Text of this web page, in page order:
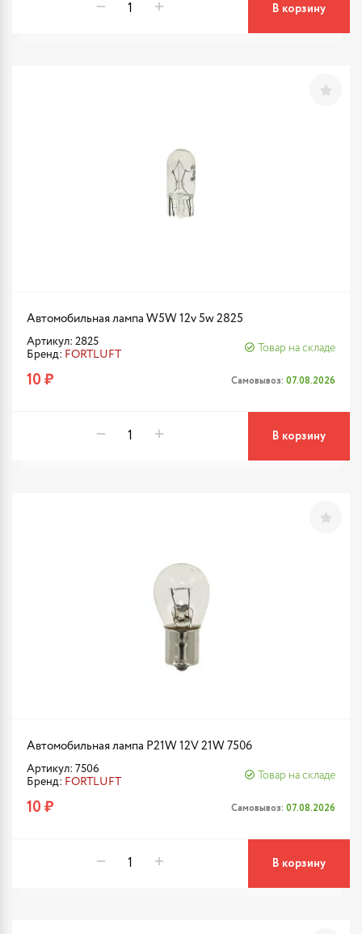
В корзину
Автомобильная лампа W5W 12v 5w 2825
Артикул: 2825
Бренд: FORTLUFT
Товар на складе
10 ₽ Самовывоз: 07.08.2026
В корзину
Автомобильная лампа P21W 12V 21W 7506
Артикул: 7506
Бренд: FORTLUFT
Товар на складе
10 ₽ Самовывоз: 07.08.2026
В корзину